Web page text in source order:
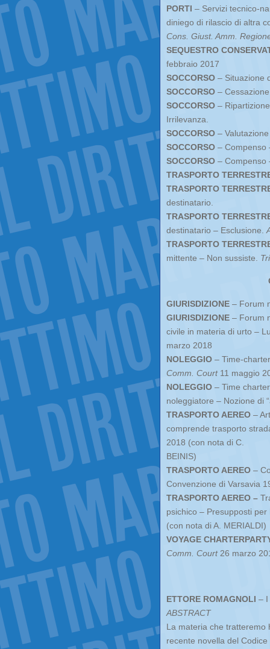
PORTI – Servizi tecnico-
diniego di rilascio di altra
Cons. Giust. Amm.
SEQUESTRO
febbraio 2017
SOCCORSO – Situazione
SOCCORSO –
SOCCORSO –
Irrilevanza.
SOCCORSO –
SOCCORSO – Compenso
SOCCORSO – Compenso
TRASPORTO
TRASPORTO
destinatario.
TRASPORTO
destinatario – Esclusione.
TRASPORTO
mittente – Non sussiste.
GIURISDIZIONE – Forum
GIURISDIZIONE – Forum
civile in materia di urto –
marzo 2018
NOLEGGIO – Time-
Comm. Court11 maggio
NOLEGGIO – Time
noleggiatore – Nozione di
TRASPORTO AEREO –
comprende trasporto
2018 (con nota di C.
BEINIS)
TRASPORTO AEREO –
Convenzione di Varsavia
TRASPORTO AEREO –
psichico – Presupposti per
(con nota di A. MERIALDI)
VOYAGE
Comm. Court26 marzo
ETTORE ROMAGNOLI – I
ABSTRACT
La materia che tratteremo
recente novella del